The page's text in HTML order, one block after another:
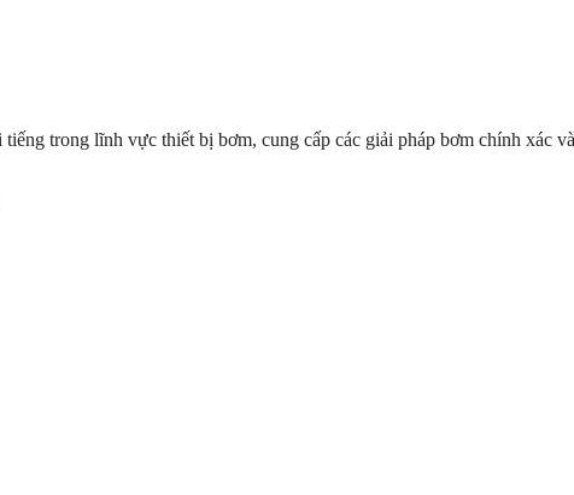
trong lĩnh vực thiết bị bơm, cung cấp các giải pháp bơm chính xác